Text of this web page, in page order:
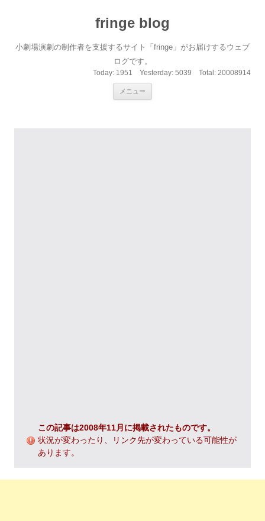
fringe blog
小劇場演劇の制作者を支援するサイト「fringe」がお届けするウェブ
ログです。
Today: 1951 Yesterday: 5039 Total: 20008914
メニュー
この記事は2008年11月に掲載されたものです。
状況が変わったり、リンク先が変わっている可能性が
あります。